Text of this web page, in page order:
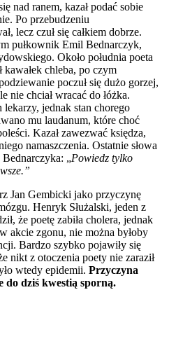
nad ranem, kazał podać sobie
Po przebudzeniu
lecz czuł się całkiem dobrze.
pułkownik Emil Bednarczyk,
Około południa poeta
kawałek chleba, po czym
poczuł się dużo gorzej,
nie chciał wracać do łóżka.
jednak stan chorego
mu laudanum, które choć
Kazał zawezwać księdza,
namaszczenia. Ostatnie słowa
Bednarczyka: „Powiedz tylko
Jan Gembicki jako przyczynę
Henryk Służalski, jeden z
że poetę zabiła cholera, jednak
akcie zgonu, nie można byłoby
Bardzo szybko pojawiły się
nikt z otoczenia poety nie zaraził
wtedy epidemii. Przyczyna
do dziś kwestią sporną.